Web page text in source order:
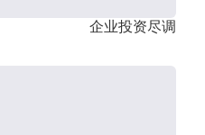
企业投资尽调